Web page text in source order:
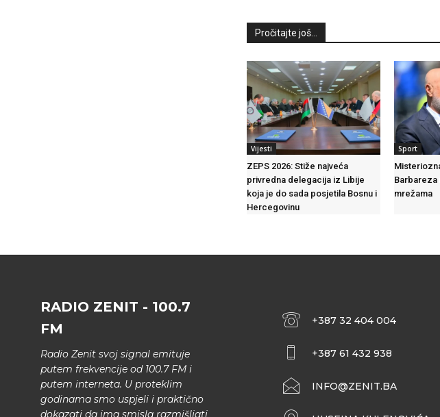
Pročitajte još...
Vijesti
ZEPS 2026: Stiže najveća
privredna delegacija iz Libije
koja je do sada posjetila Bosnu i
Hercegovinu
Sport
Barbareza
mrežama
RADIO ZENIT - 100.7
FM
Radio Zenit svoj signal emituje
putem frekvencije od 100.7 FM i
putem interneta. U proteklim
godinama smo uspjeli i praktično
dokazati da ima smisla razmišljati
+387 32 404 004
+387 61 432 938
INFO@ZENIT.BA